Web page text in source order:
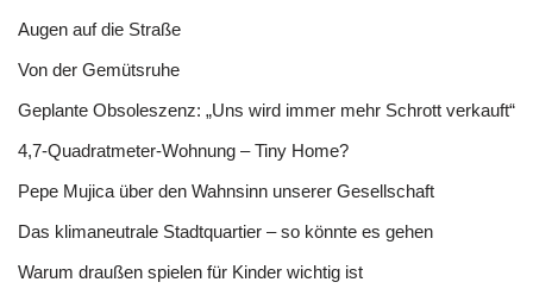
Augen auf die Straße
Von der Gemütsruhe
Geplante Obsoleszenz: „Uns wird immer mehr Schrott verkauft“
4,7-Quadratmeter-Wohnung – Tiny Home?
Pepe Mujica über den Wahnsinn unserer Gesellschaft
Das klimaneutrale Stadtquartier – so könnte es gehen
Warum draußen spielen für Kinder wichtig ist